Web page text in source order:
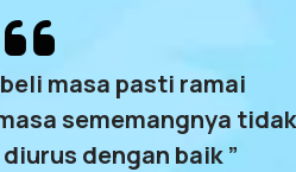
masa pasti ramai
sememangnya tidak
dengan baik ”